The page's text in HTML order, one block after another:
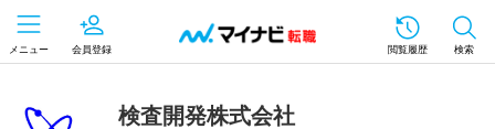
メニュー 会員登録 閲覧履歴 検索
検査開発株式会社